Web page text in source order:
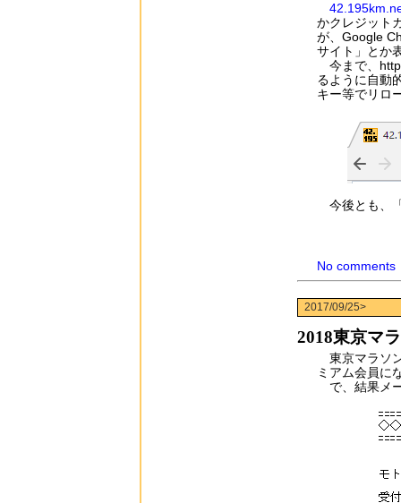
かクレジット
が、Google
サイト」とか
今まで、
るように自動
キー等でリロ
今後とも、
No comments
2017/09/25>
2018東京マ
東京マラソ
ミアム会員に
で、結果メ